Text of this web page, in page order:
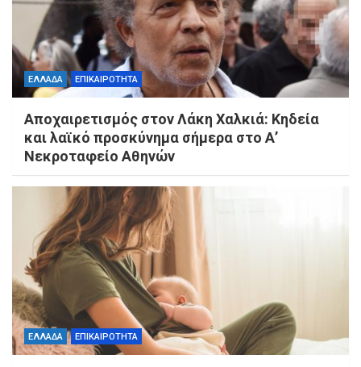
ΕΛΛΑΔΑ ΕΠΙΚΑΙΡΟΤΗΤΑ
Αποχαιρετισμός στον Λάκη Χαλκιά: Κηδεία
και λαϊκό προσκύνημα σήμερα στο Α’
Νεκροταφείο Αθηνών
ΕΛΛΑΔΑ ΕΠΙΚΑΙΡΟΤΗΤΑ